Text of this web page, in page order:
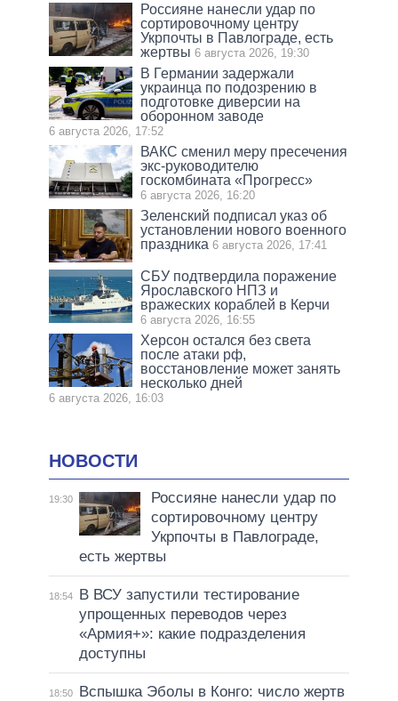
Россияне нанесли удар по
сортировочному центру
Укрпочты в Павлограде, есть
жертвы 6 августа 2026, 19:30
В Германии задержали
украинца по подозрению в
подготовке диверсии на
оборонном заводе
6 августа 2026, 17:52
ВАКС сменил меру пресечения
экс-руководителю
госкомбината «Прогресс»
6 августа 2026, 16:20
Зеленский подписал указ об
установлении нового военного
праздника 6 августа 2026, 17:41
СБУ подтвердила поражение
Ярославского НПЗ и
вражеских кораблей в Керчи
6 августа 2026, 16:55
Херсон остался без света
после атаки рф,
восстановление может занять
несколько дней
6 августа 2026, 16:03
НОВОСТИ
19:30
Россияне нанесли удар по
сортировочному центру
Укрпочты в Павлограде,
есть жертвы
18:54
В ВСУ запустили тестирование
упрощенных переводов через
«Армия+»: какие подразделения
доступны
18:50
Вспышка Эболы в Конго: число жертв